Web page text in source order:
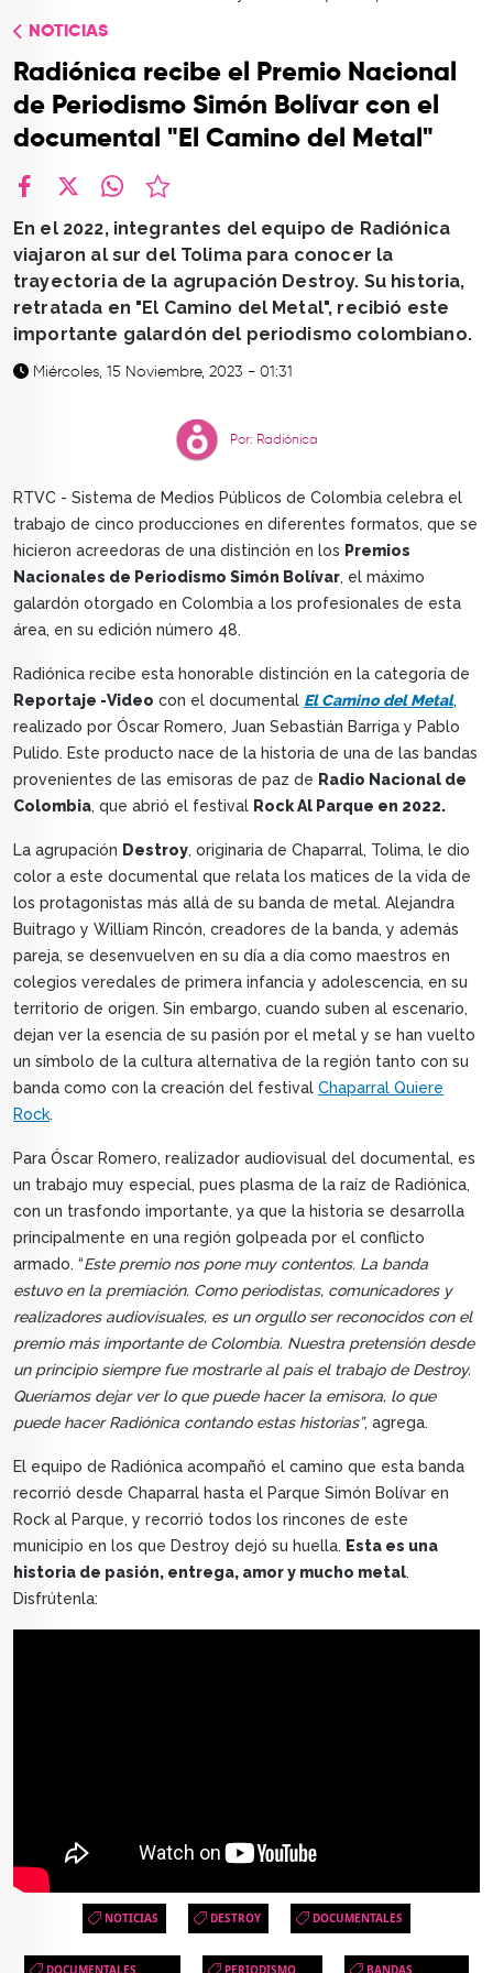
CONTACTO
NOTICIAS
Radiónica recibe el Premio Nacional
de Periodismo Simón Bolívar con el
documental "El Camino del Metal"
En el 2022, integrantes del equipo de Radiónica
viajaron al sur del Tolima para conocer la
trayectoria de la agrupación Destroy. Su historia,
retratada en "El Camino del Metal", recibió este
importante galardón del periodismo colombiano.
Miércoles, 15 Noviembre, 2023 - 01:31
Por: Radiónica
RTVC - Sistema de Medios Públicos de Colombia celebra el
trabajo de cinco producciones en diferentes formatos, que se
hicieron acreedoras de una distinción en los Premios
Nacionales de Periodismo Simón Bolívar, el máximo
galardón otorgado en Colombia a los profesionales de esta
área, en su edición número 48.
Radiónica recibe esta honorable distinción en la categoría de
Reportaje -Video con el documental El Camino del Metal,
realizado por Óscar Romero, Juan Sebastián Barriga y Pablo
Pulido. Este producto nace de la historia de una de las bandas
provenientes de las emisoras de paz de Radio Nacional de
Colombia, que abrió el festival Rock Al Parque en 2022.
La agrupación Destroy, originaria de Chaparral, Tolima, le dio
color a este documental que relata los matices de la vida de
los protagonistas más allá de su banda de metal. Alejandra
Buitrago y William Rincón, creadores de la banda, y además
pareja, se desenvuelven en su día a día como maestros en
colegios veredales de primera infancia y adolescencia, en su
territorio de origen. Sin embargo, cuando suben al escenario,
dejan ver la esencia de su pasión por el metal y se han vuelto
un símbolo de la cultura alternativa de la región tanto con su
banda como con la creación del festival Chaparral Quiere
Rock.
Para Óscar Romero, realizador audiovisual del documental, es
un trabajo muy especial, pues plasma de la raíz de Radiónica,
con un trasfondo importante, ya que la historia se desarrolla
principalmente en una región golpeada por el conflicto
armado. “Este premio nos pone muy contentos. La banda
estuvo en la premiación. Como periodistas, comunicadores y
realizadores audiovisuales, es un orgullo ser reconocidos con el
premio más importante de Colombia. Nuestra pretensión desde
un principio siempre fue mostrarle al país el trabajo de Destroy.
Queríamos dejar ver lo que puede hacer la emisora, lo que
puede hacer Radiónica contando estas historias”, agrega.
El equipo de Radiónica acompañó el camino que esta banda
recorrió desde Chaparral hasta el Parque Simón Bolívar en
Rock al Parque, y recorrió todos los rincones de este
municipio en los que Destroy dejó su huella. Esta es una
historia de pasión, entrega, amor y mucho metal.
Disfrútenla:
NOTICIAS DESTROY DOCUMENTALES
DOCUMENTALES PERIODISMO BANDAS